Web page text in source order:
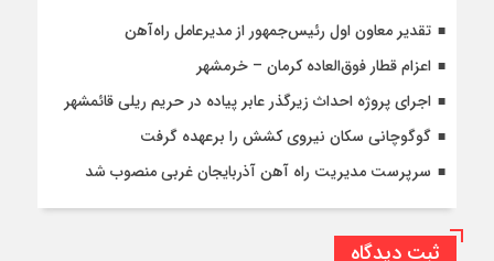
تقدیر معاون اول رئیس‌جمهور از مدیرعامل راه‌آهن
اعزام قطار فوق‌العاده کرمان – خرمشهر
اجرای پروژه احداث زیرگذر عابر پیاده در حریم ریلی قائمشهر
گوگوچانی سکان نیروی کشش را برعهده گرفت
سرپرست مدیریت راه آهن آذربایجان غربی منصوب شد
ثبت دیدگاه